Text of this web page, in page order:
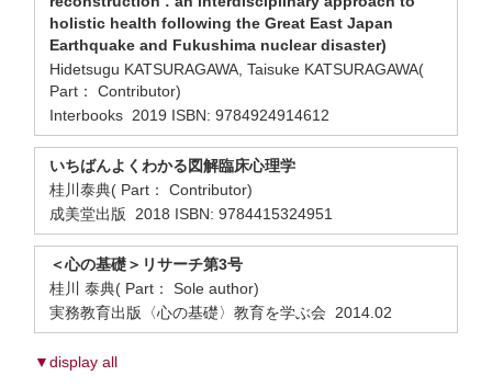
holistic health following the Great East Japan
Earthquake and Fukushima nuclear disaster)
Hidetsugu KATSURAGAWA, Taisuke KATSURAGAWA(
Part： Contributor)
Interbooks 2019 ISBN: 9784924914612
いちばんよくわかる図解臨床心理学
桂川泰典( Part： Contributor)
成美堂出版 2018 ISBN: 9784415324951
＜心の基礎＞リサーチ第3号
桂川 泰典( Part： Sole author)
実務教育出版〈心の基礎〉教育を学ぶ会 2014.02
▼display all